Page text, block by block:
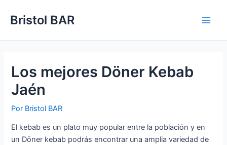
Bristol BAR
Los mejores Döner Kebab
Jaén
Por Bristol BAR
El kebab es un plato muy popular entre la población y en
un Döner kebab podrás encontrar una amplia variedad de